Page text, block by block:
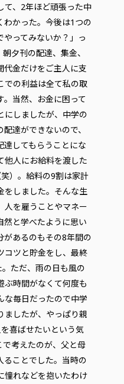
て、2年ほど頑張った中
わかった。今後は1つの
ってみないか？」っ
夕刊の配達、集金、
代金だけをご主人に支
での利益は全て私の取
。当然、お金に困って
にしましたが、中学の
達ができないので、
達してもらうことにな
他人にお給料を渡した
）。給料の9割は家計
をしました。そんな生
人を雇うことやマネー
然と学べたように思い
があるのもその8年間の
コツと貯金をし、最終
ただ、雨の日も風の
ぶ時間がなくて何度も
な毎日だったので中学
ましたが、やっぱり親
喜ばせたいという気
考えたのが、父と母
ることでした。当時の
憧れなどを抱いたわけ